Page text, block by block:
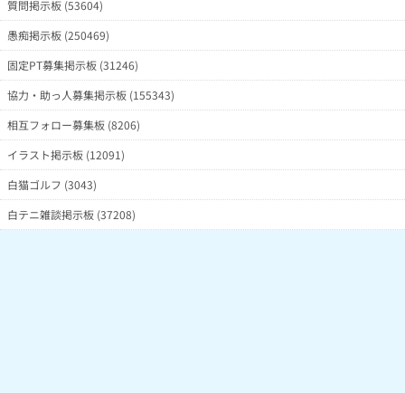
質問掲示板 (53604)
愚痴掲示板 (250469)
固定PT募集掲示板 (31246)
協力・助っ人募集掲示板 (155343)
相互フォロー募集板 (8206)
イラスト掲示板 (12091)
白猫ゴルフ (3043)
白テニ雑談掲示板 (37208)